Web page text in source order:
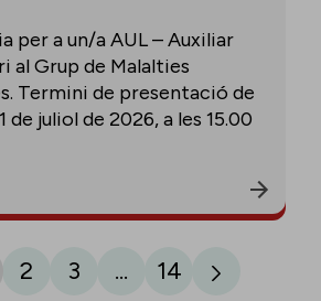
per a un/a AUL – Auxiliar
al Grup de Malalties
Termini de presentació de
de juliol de 2026, a les 15.00
2 3 ... 14